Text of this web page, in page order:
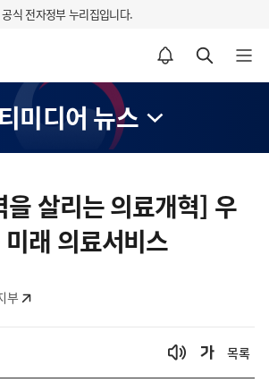
식 전자정부 누리집입니다.
알림설정 바로가기 검색 바로가기 메뉴 열기
미디어 뉴스
살리는 의료개혁] 우
래 의료서비스
부
목록